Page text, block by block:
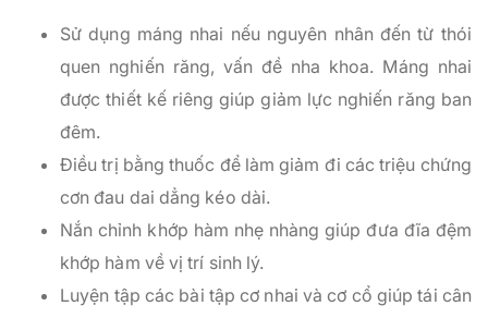
Sử dụng máng nhai nếu nguyên nhân đến từ thói
quen nghiến răng, vấn đề nha khoa. Máng nhai
được thiết kế riêng giúp giảm lực nghiến răng ban
đêm.
Điều trị bằng thuốc để làm giảm đi các triệu chứng
cơn đau dai dẳng kéo dài.
Nắn chỉnh khớp hàm nhẹ nhàng giúp đưa đĩa đệm
khớp hàm về vị trí sinh lý.
Luyện tập các bài tập cơ nhai và cơ cổ giúp tái cân